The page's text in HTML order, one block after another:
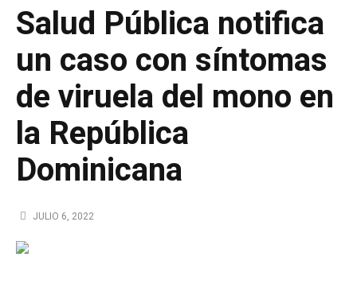
Salud Pública notifica
un caso con síntomas
de viruela del mono en
la República
Dominicana
JULIO 6, 2022